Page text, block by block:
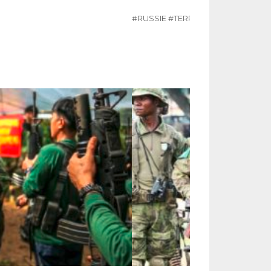
#RUSSIE#TERRORISME